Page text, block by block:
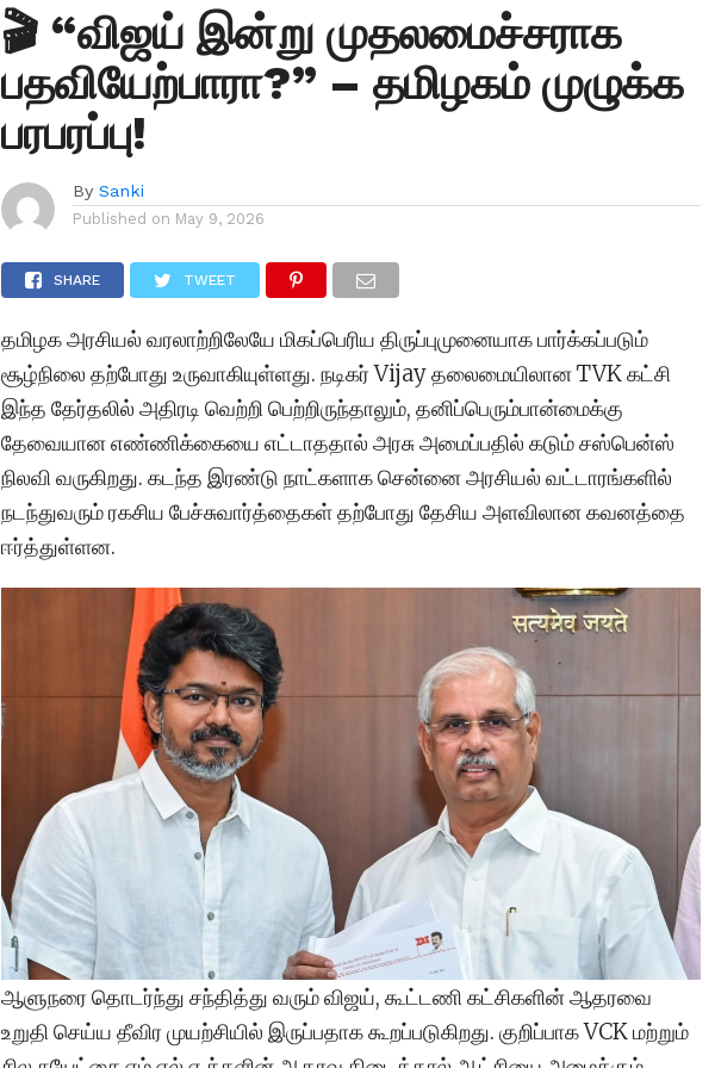
🎬 “விஜய் இன்று முதலமைச்சராக
பதவியேற்பாரா?” – தமிழகம் முழுக்க
பரபரப்பு!
By Sanki
Published on May 9, 2026
SHARE TWEET
தமிழக அரசியல் வரலாற்றிலேயே மிகப்பெரிய திருப்புமுனையாக பார்க்கப்படும்
சூழ்நிலை தற்போது உருவாகியுள்ளது. நடிகர் Vijay தலைமையிலான TVK கட்சி
இந்த தேர்தலில் அதிரடி வெற்றி பெற்றிருந்தாலும், தனிப்பெரும்பான்மைக்கு
தேவையான எண்ணிக்கையை எட்டாததால் அரசு அமைப்பதில் கடும் சஸ்பென்ஸ்
நிலவி வருகிறது. கடந்த இரண்டு நாட்களாக சென்னை அரசியல் வட்டாரங்களில்
நடந்துவரும் ரகசிய பேச்சுவார்த்தைகள் தற்போது தேசிய அளவிலான கவனத்தை
ஈர்த்துள்ளன.
ஆளுநரை தொடர்ந்து சந்தித்து வரும் விஜய், கூட்டணி கட்சிகளின் ஆதரவை
உறுதி செய்ய தீவிர முயற்சியில் இருப்பதாக கூறப்படுகிறது. குறிப்பாக VCK மற்றும்